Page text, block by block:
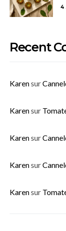
4
Recent
Karensur
Karensur
Karensur
Karensur
Karensur